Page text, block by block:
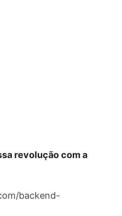
revolução com a
backend-